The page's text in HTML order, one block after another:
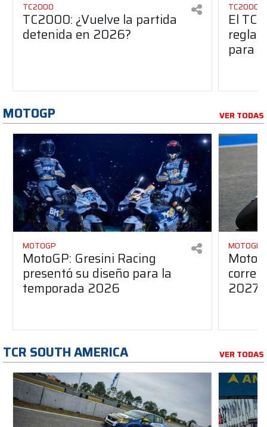
TC2000
TC2000: ¿Vuelve la partida
detenida en 2026?
TC2000
El
para
MOTOGP VER TODAS
MOTOGP
MotoGP: Gresini Racing
presentó su diseño para la
temporada 2026
MOTOGP
2027?
TCR SOUTH AMERICA VER TODAS